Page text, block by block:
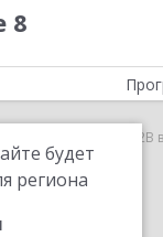
8
будет
региона
1С:СБП B2B
B2B